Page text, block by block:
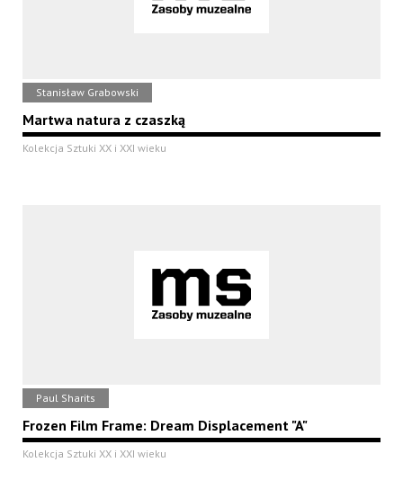
Stanisław Grabowski
Martwa natura z czaszką
Kolekcja Sztuki XX i XXI wieku
Paul Sharits
Frozen Film Frame: Dream Displacement "A"
Kolekcja Sztuki XX i XXI wieku